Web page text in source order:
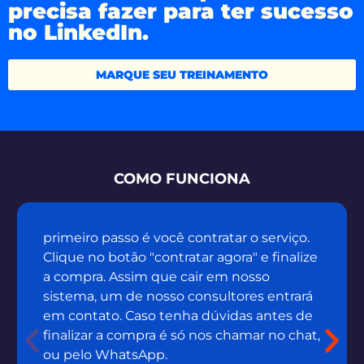
precisa fazer para ter sucesso
no LinkedIn.
MARQUE SEU TREINAMENTO
COMO FUNCIONA
primeiro passo é você contratar o serviço.
Clique no botão "contratar agora" e finalize
a compra. Assim que cair em nosso
sistema, um de nosso consultores entrará
em contato. Caso tenha dúvidas antes de
finalizar a compra é só nos chamar no chat,
ou pelo WhatsApp.